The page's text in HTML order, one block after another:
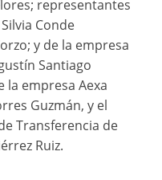
representantes
Conde
y de la empresa
Santiago
la empresa Aexa
Guzmán, y el
Transferencia de
Ruiz.